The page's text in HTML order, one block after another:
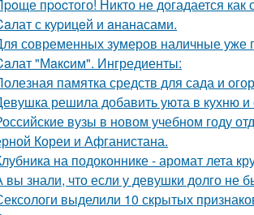
пpocтого! Никто не догадается как
с куpицeй и aнанасами.
современных зумеров наличные уже
"Мaкcим". Ингредиенты:
памятка средств для сада и
решила добавить уюта в кухню и
вузы в новом учебном году
Кореи и Афганистана.
на подоконнике - аромат лета
вы знали, что если у девушки долго не
выделили 10 скрытых